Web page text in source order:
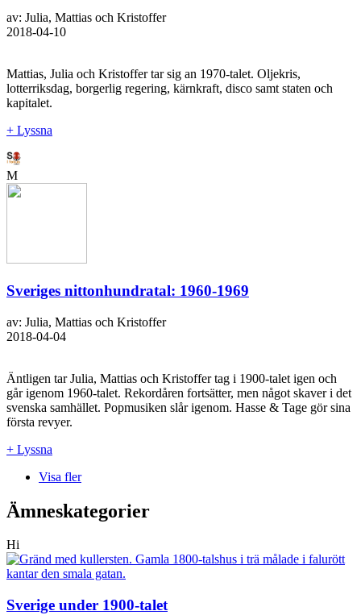
av: Julia, Mattias och Kristoffer
2018-04-10
Mattias, Julia och Kristoffer tar sig an 1970-talet. Oljekris,
lotterriksdag, borgerlig regering, kärnkraft, disco samt staten och
kapitalet.
+ Lyssna
M
Sveriges nittonhundratal: 1960-1969
av: Julia, Mattias och Kristoffer
2018-04-04
Äntligen tar Julia, Mattias och Kristoffer tag i 1900-talet igen och
går igenom 1960-talet. Rekordåren fortsätter, men något skaver i det
svenska samhället. Popmusiken slår igenom. Hasse & Tage gör sina
första revyer.
+ Lyssna
Visa fler
Ämneskategorier
Hi
Sverige under 1900-talet